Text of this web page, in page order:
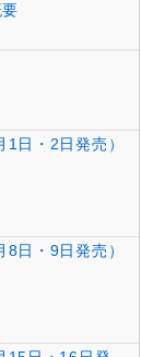
日・2日発売）
日・9日発売）